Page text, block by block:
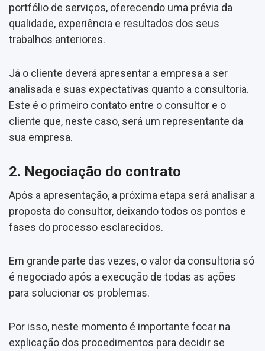
portfólio de serviços, oferecendo uma prévia da
qualidade, experiência e resultados dos seus
trabalhos anteriores.
Já o cliente deverá apresentar a empresa a ser
analisada e suas expectativas quanto a consultoria.
Este é o primeiro contato entre o consultor e o
cliente que, neste caso, será um representante da
sua empresa.
2. Negociação do contrato
Após a apresentação, a próxima etapa será analisar a
proposta do consultor, deixando todos os pontos e
fases do processo esclarecidos.
Em grande parte das vezes, o valor da consultoria só
é negociado após a execução de todas as ações
para solucionar os problemas.
Por isso, neste momento é importante focar na
explicação dos procedimentos para decidir se